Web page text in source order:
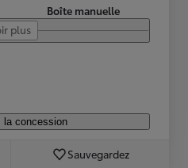
Boîte manuelle
plus
la concession
Sauvegardez